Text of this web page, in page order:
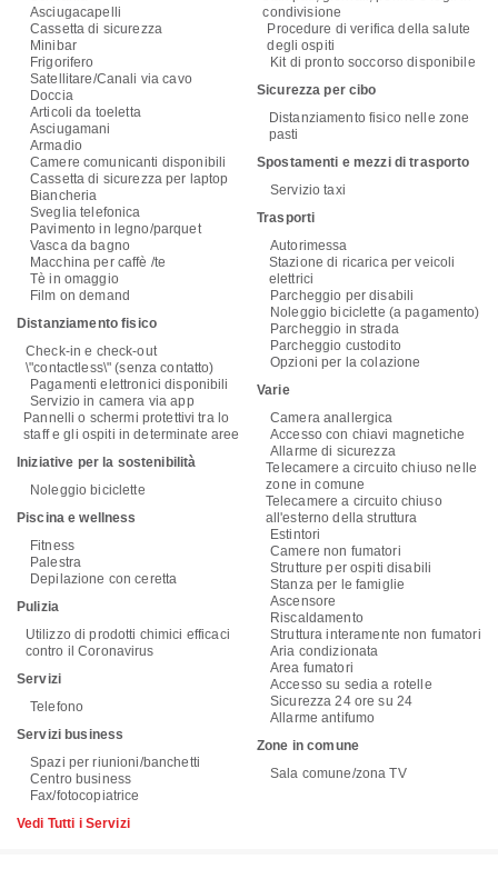
Asciugacapelli
Cassetta di sicurezza
Minibar
Frigorifero
Satellitare/Canali via cavo
Doccia
Articoli da toeletta
Asciugamani
Armadio
Camere comunicanti disponibili
Cassetta di sicurezza per laptop
Biancheria
Sveglia telefonica
Pavimento in legno/parquet
Vasca da bagno
Macchina per caffè /te
Tè in omaggio
Film on demand
Distanziamento fisico
Check-in e check-out
\"contactless\" (senza contatto)
Pagamenti elettronici disponibili
Servizio in camera via app
Pannelli o schermi protettivi tra lo
staff e gli ospiti in determinate aree
Iniziative per la sostenibilità
Noleggio biciclette
Piscina e wellness
Fitness
Palestra
Depilazione con ceretta
Pulizia
Utilizzo di prodotti chimici efficaci
contro il Coronavirus
Servizi
Telefono
Servizi business
Spazi per riunioni/banchetti
Centro business
Fax/fotocopiatrice
condivisione
Procedure di verifica della salute
degli ospiti
Kit di pronto soccorso disponibile
Sicurezza per cibo
Distanziamento fisico nelle zone
pasti
Spostamenti e mezzi di trasporto
Servizio taxi
Trasporti
Autorimessa
Stazione di ricarica per veicoli
elettrici
Parcheggio per disabili
Noleggio biciclette (a pagamento)
Parcheggio in strada
Parcheggio custodito
Opzioni per la colazione
Varie
Camera anallergica
Accesso con chiavi magnetiche
Allarme di sicurezza
Telecamere a circuito chiuso nelle
zone in comune
Telecamere a circuito chiuso
all'esterno della struttura
Estintori
Camere non fumatori
Strutture per ospiti disabili
Stanza per le famiglie
Ascensore
Riscaldamento
Struttura interamente non fumatori
Aria condizionata
Area fumatori
Accesso su sedia a rotelle
Sicurezza 24 ore su 24
Allarme antifumo
Zone in comune
Sala comune/zona TV
Vedi Tutti i Servizi